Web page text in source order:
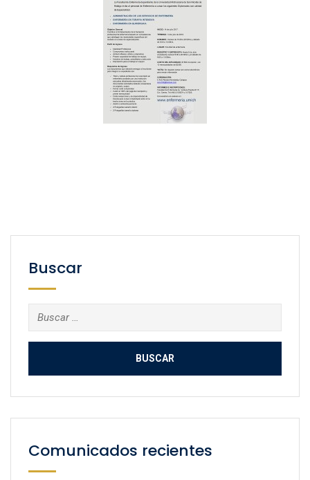
Buscar
Buscar:
Comunicados recientes